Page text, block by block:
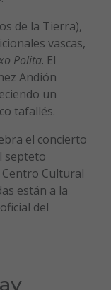
de la Tierra),
vascas,
Polita. El
Andión
un
tafallés.
el concierto
septeto
Centro Cultural
están a la
del